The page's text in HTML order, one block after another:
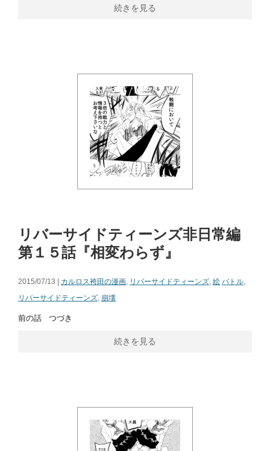
続きを見る
リバーサイドティーンズ非日常編
第１５話『相変わらず』
2015/07/13 | カルロス袴田の漫画 リバーサイドティーンズ 絵 バトル
リバーサイドティーンズ 崩壊
前の話 つづき
続きを見る